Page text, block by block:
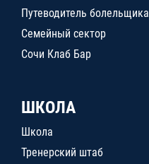
Путеводитель болельщика
Семейный сектор
Сочи Клаб Бар
ШКОЛА
Школа
Тренерский штаб